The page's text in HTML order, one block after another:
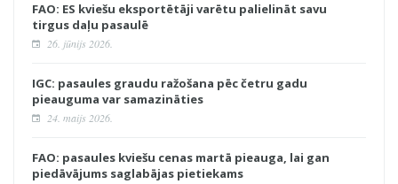
FAO: ES kviešu eksportētāji varētu palielināt savu
tirgus daļu pasaulē
26. jūnijs 2026.
IGC: pasaules graudu ražošana pēc četru gadu
pieauguma var samazināties
24. maijs 2026.
FAO: pasaules kviešu cenas martā pieauga, lai gan
piedāvājums saglabājas pietiekams